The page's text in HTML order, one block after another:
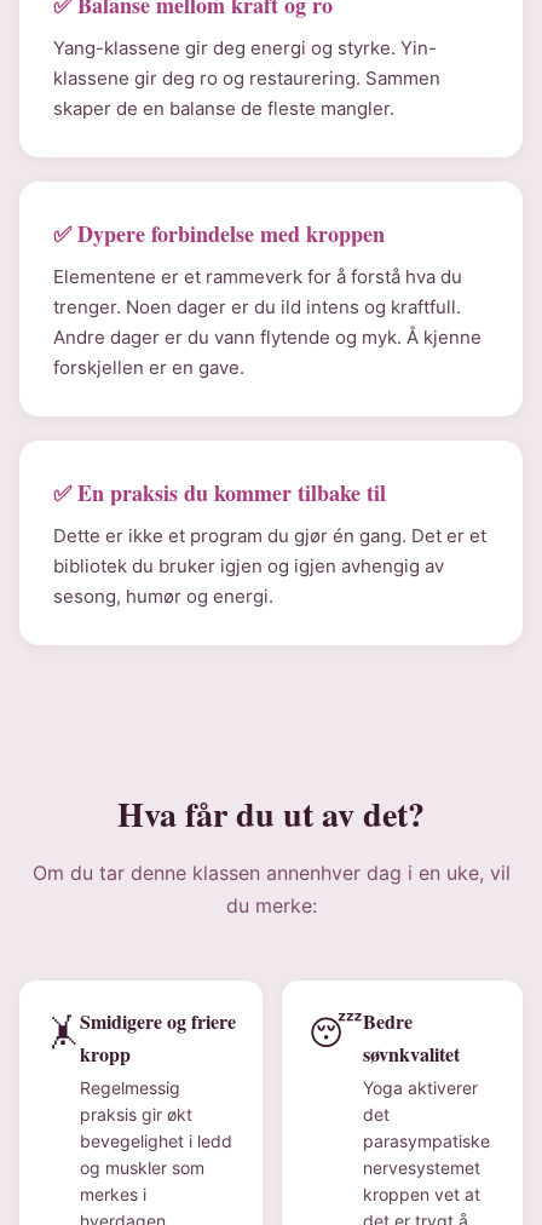
Yang-klassene gir deg energi og styrke. Yin-
klassene gir deg ro og restaurering. Sammen
skaper de en balanse de fleste mangler.
✅ Dypere forbindelse med kroppen
Elementene er et rammeverk for å forstå hva du
trenger. Noen dager er du ild intens og kraftfull.
Andre dager er du vann flytende og myk. Å kjenne
forskjellen er en gave.
✅ En praksis du kommer tilbake til
Dette er ikke et program du gjør én gang. Det er et
bibliotek du bruker igjen og igjen avhengig av
sesong, humør og energi.
Hva får du ut av det?
Om du tar denne klassen annenhver dag i en uke, vil
du merke:
🤸Smidigere og friere
kropp
Regelmessig
praksis gir økt
bevegelighet i ledd
og muskler som
merkes i
hverdagen.
😴Bedre
søvnkvalitet
Yoga aktiverer
det
parasympatiske
nervesystemet
kroppen vet at
det er trygt å